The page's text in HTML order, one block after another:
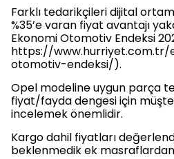
Farklı tedarikçileri dijital
%35’e varan fiyat avantajı
Ekonomi Otomotiv Endeksi
https://
otomotiv-endeksi/).
Opel modeline uygun parça
fiyat/fayda dengesi için
incelemek önemlidir.
Kargo dahil fiyatları
beklenmedik ek masraflardan